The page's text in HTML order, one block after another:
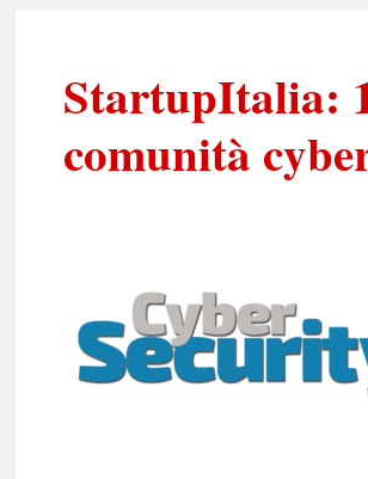
StartupItalia:
comunità